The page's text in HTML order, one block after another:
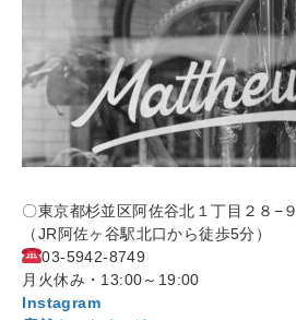
〇東京都杉並区阿佐谷北１丁目２８−９
（JR阿佐ヶ谷駅北口から徒歩5分）
03-5942-8749
月火休み・13:00～19:00
Instagram